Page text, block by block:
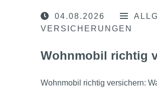
04.08.2026
VERSICHERUNGEN
Wohnmobil richtig
Wohnmobil richtig versichern: